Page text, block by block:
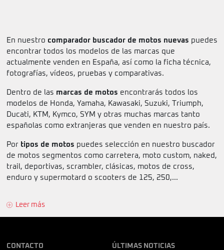
En nuestro comparador buscador de motos nuevas puedes
encontrar todos los modelos de las marcas que
actualmente venden en España, así como la ficha técnica,
fotografías, vídeos, pruebas y comparativas.
Dentro de las marcas de motos encontrarás todos los
modelos de Honda, Yamaha, Kawasaki, Suzuki, Triumph,
Ducati, KTM, Kymco, SYM y otras muchas marcas tanto
españolas como extranjeras que venden en nuestro país.
Por tipos de motos puedes selección en nuestro buscador
de motos segmentos como carretera, moto custom, naked,
trail, deportivas, scrambler, clásicas, motos de cross,
enduro y supermotard o scooters de 125, 250,...
Leer más
CONTACTO ÚLTIMAS NOTICIAS